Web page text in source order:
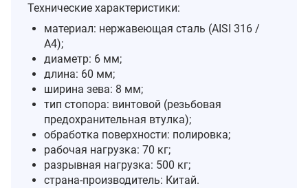
Технические характеристики:
материал: нержавеющая сталь (AISI 316 /
A4);
диаметр: 6 мм;
длина: 60 мм;
ширина зева: 8 мм;
тип стопора: винтовой (резьбовая
предохранительная втулка);
обработка поверхности: полировка;
рабочая нагрузка: 70 кг;
разрывная нагрузка: 500 кг;
страна‑производитель: Китай.